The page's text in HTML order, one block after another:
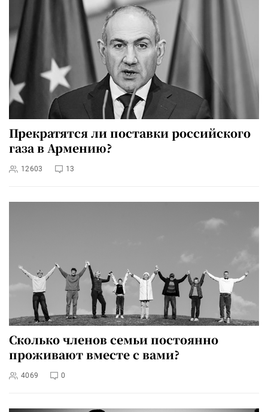
Прекратятся ли поставки российского
газа в Армению?
12603 13
Сколько членов семьи постоянно
проживают вместе с вами?
4069 0